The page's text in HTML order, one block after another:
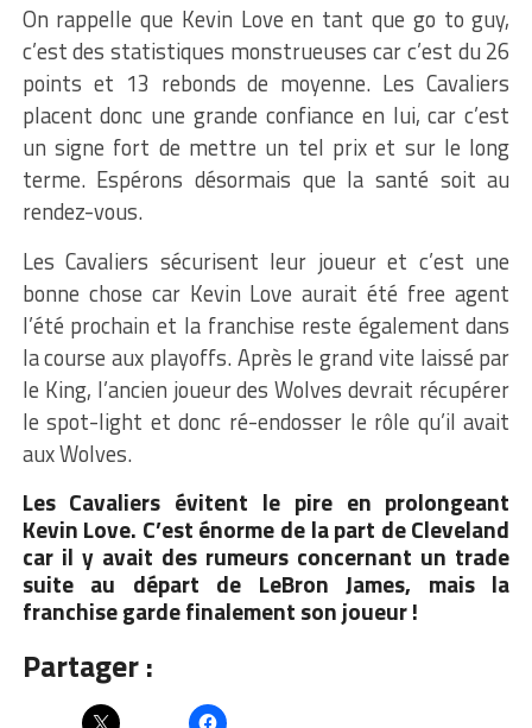
On rappelle que Kevin Love en tant que go to guy,
c’est des statistiques monstrueuses car c’est du 26
points et 13 rebonds de moyenne. Les Cavaliers
placent donc une grande confiance en lui, car c’est
un signe fort de mettre un tel prix et sur le long
terme. Espérons désormais que la santé soit au
rendez-vous.
Les Cavaliers sécurisent leur joueur et c’est une
bonne chose car Kevin Love aurait été free agent
l’été prochain et la franchise reste également dans
la course aux playoffs. Après le grand vite laissé par
le King, l’ancien joueur des Wolves devrait récupérer
le spot-light et donc ré-endosser le rôle qu’il avait
aux Wolves.
Les Cavaliers évitent le pire en prolongeant
Kevin Love. C’est énorme de la part de Cleveland
car il y avait des rumeurs concernant un trade
suite au départ de LeBron James, mais la
franchise garde finalement son joueur !
Partager :